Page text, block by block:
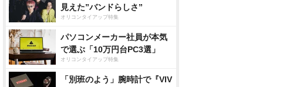
見えた”バンドらしさ”
オリコンタイアップ特集
パソコンメーカー社員が本気
で選ぶ「10万円台PC3選」
オリコンタイアップ特集
「別班のよう」腕時計で『VIV